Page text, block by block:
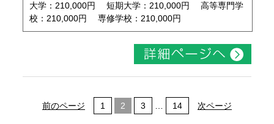
大学：210,000円 短期大学：210,000円 高等専門学
校：210,000円 専修学校：210,000円
前のページ 1 2 3 14 次ページ